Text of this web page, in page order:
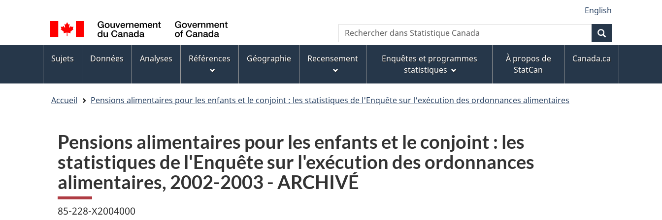
au
contenu
principal
au
pied
de
page
version
HTML
simplifiée
de
la
langue
Language
switcher
English
WxT
Search
form
Rechercher dans Statistique Canada
Menus
des
sujets
Sujets Données Analyses Références Géographie Recensement
Enquêtes et programmes
statistiques
À propos de
StatCan
Canada.ca
Accueil Pensions alimentaires pour les enfants et le conjoint : les statistiques de l'Enquête sur l'exécution des ordonnances alimentaires
Pensions alimentaires pour les enfants et le conjoint : les
statistiques de l'Enquête sur l'exécution des ordonnances
alimentaires, 2002-2003 - ARCHIVÉ
85-228-X2004000